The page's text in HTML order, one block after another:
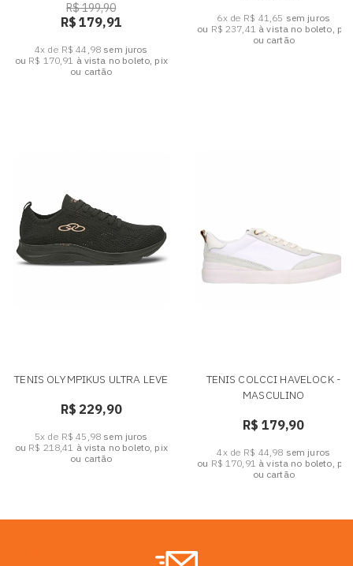
R$ 199,90
R$ 179,91
4x de R$ 44,98 sem juros
ou R$ 170,91 à vista no boleto, pix
ou cartão
6x de R$ 41,65 sem juros
ou R$ 237,41 à vista no boleto, pix
ou cartão
TENIS OLYMPIKUS ULTRA LEVE
R$ 229,90
5x de R$ 45,98 sem juros
ou R$ 218,41 à vista no boleto, pix
ou cartão
TENIS COLCCI HAVELOCK -
MASCULINO
R$ 179,90
4x de R$ 44,98 sem juros
ou R$ 170,91 à vista no boleto, pix
ou cartão